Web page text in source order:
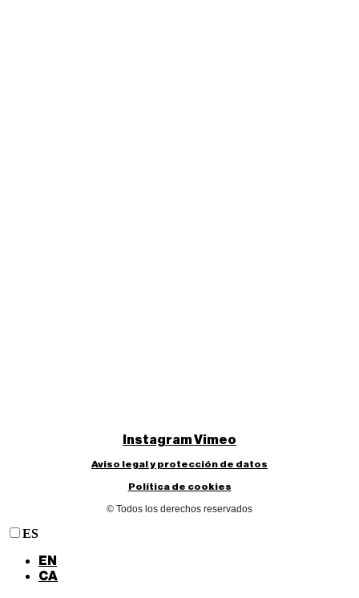
InstagramVimeo
Aviso legal y protección de datos
Política de cookies
© Todos los derechos reservados
ES
EN
CA